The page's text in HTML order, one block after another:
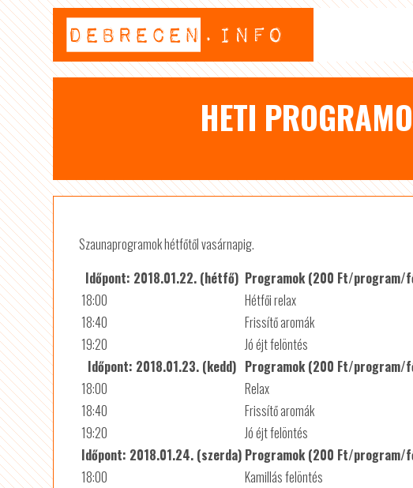
HETI
Szaunaprogramok hétfőtől vasárnapig.
Időpont: 2018.01.22. (hétfő) Programok (200 Ft/program/
18:00
Hétfői relax
18:40
Frissítő aromák
19:20
Jó éjt felöntés
Időpont: 2018.01.23. (kedd) Programok (200 Ft/program/
18:00
Relax
18:40
Frissítő aromák
19:20
Jó éjt felöntés
Időpont: 2018.01.24. (szerda) Programok (200 Ft/program/
18:00
Kamillás felöntés